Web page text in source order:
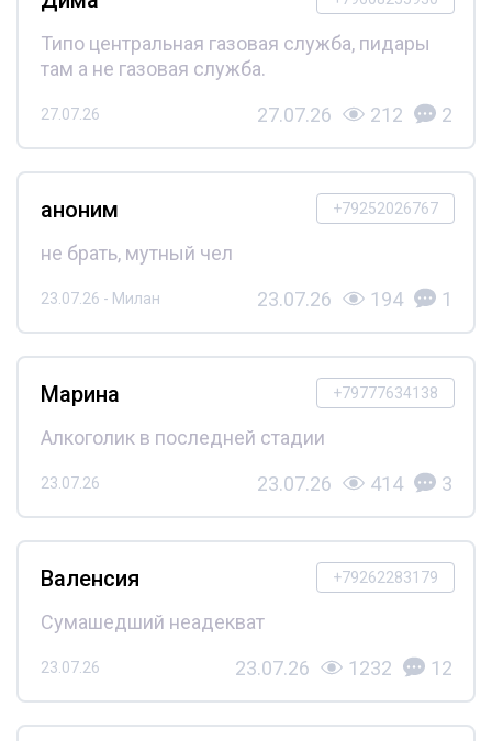
Типо центральная газовая служба, пидары
там а не газовая служба.
27.07.26 27.07.26 212 2
+79252026767
аноним
не брать, мутный чел
23.07.26 - Милан 23.07.26 194 1
+79777634138
Марина
Алкоголик в последней стадии
23.07.26 23.07.26 414 3
+79262283179
Валенсия
Сумашедший неадекват
23.07.26 23.07.26 1232 12